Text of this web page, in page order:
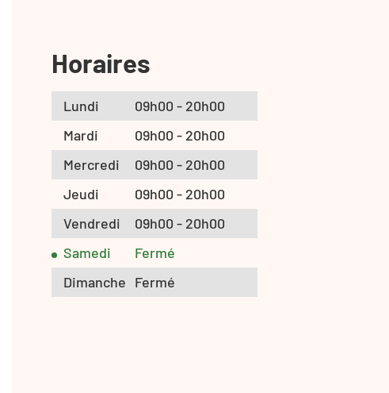
Horaires
Lundi
09h00 - 20h00
Mardi
09h00 - 20h00
Mercredi
09h00 - 20h00
Jeudi
09h00 - 20h00
Vendredi
09h00 - 20h00
Samedi
Fermé
Dimanche Fermé